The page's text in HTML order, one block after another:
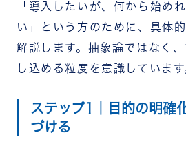
「導入したいが、何から始め
い」という方のために、具体
解説します。抽象論ではなく
し込める粒度を意識しています
ステップ1｜目的の明確
づける